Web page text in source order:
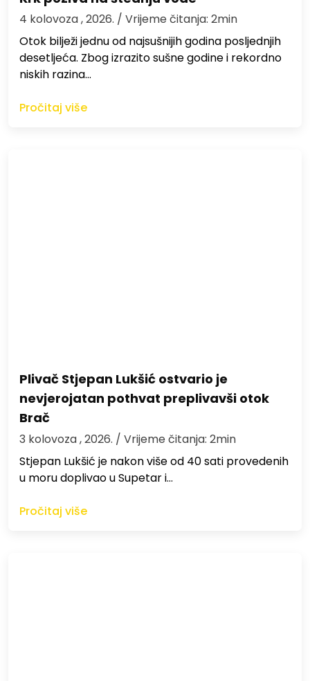
4 kolovoza , 2026. / Vrijeme čitanja: 2min
Otok bilježi jednu od najsušnijih godina posljednjih
desetljeća. Zbog izrazito sušne godine i rekordno
niskih razina…
Pročitaj više
Plivač Stjepan Lukšić ostvario je
nevjerojatan pothvat preplivavši otok
Brač
3 kolovoza , 2026. / Vrijeme čitanja: 2min
St​jepan Lukšić je nakon više od 40 sati provedenih
u moru doplivao u Supetar i…
Pročitaj više